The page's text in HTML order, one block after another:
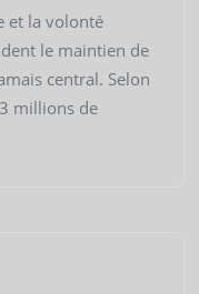
et la volonté
le maintien de
central. Selon
millions de